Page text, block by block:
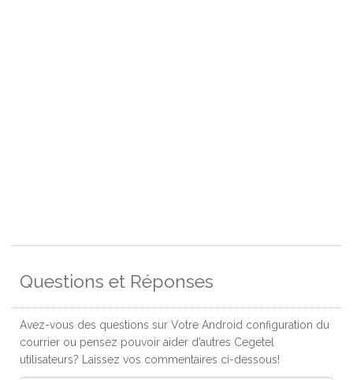
Questions et Réponses
Avez-vous des questions sur Votre Android configuration du
courrier ou pensez pouvoir aider d’autres Cegetel
utilisateurs? Laissez vos commentaires ci-dessous!